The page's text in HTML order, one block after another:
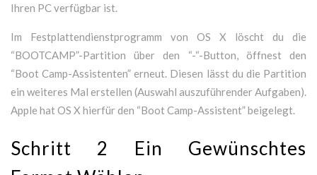
Ihren PC verfügbar ist.
Im Festplattendienstprogramm von OS X löscht du die
“BOOTCAMP”-Partition über den “-“-Button, öffnest den
“Boot Camp-Assistenten” erneut. Diesen lässt du die Partition
ein weiteres Mal erstellen (Auswahl auszuführender Aufgaben).
Apple hat OS X hierfür den “Boot Camp-Assistent” beigelegt.
Schritt 2 Ein Gewünschtes